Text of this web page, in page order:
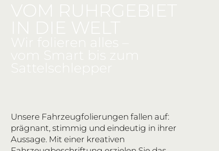
Unsere Fahrzeugfolierungen fallen auf:
prägnant, stimmig und eindeutig in ihrer
Aussage. Mit einer kreativen